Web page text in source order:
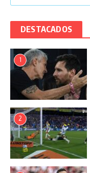
DESTACADOS
1
2